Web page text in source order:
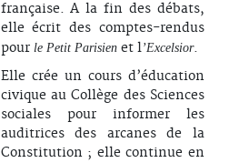
française. A la fin des débats,
elle écrit des comptes-rendus
pour le Petit Parisienet l’Excelsior.
Elle crée un cours d’éducation
civique au Collège des Sciences
sociales pour informer les
auditrices des arcanes de la
Constitution ; elle continue en